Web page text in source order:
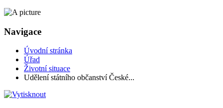
Navigace
Úvodní stránka
Úřad
Životní situace
Udělení státního občanství České...